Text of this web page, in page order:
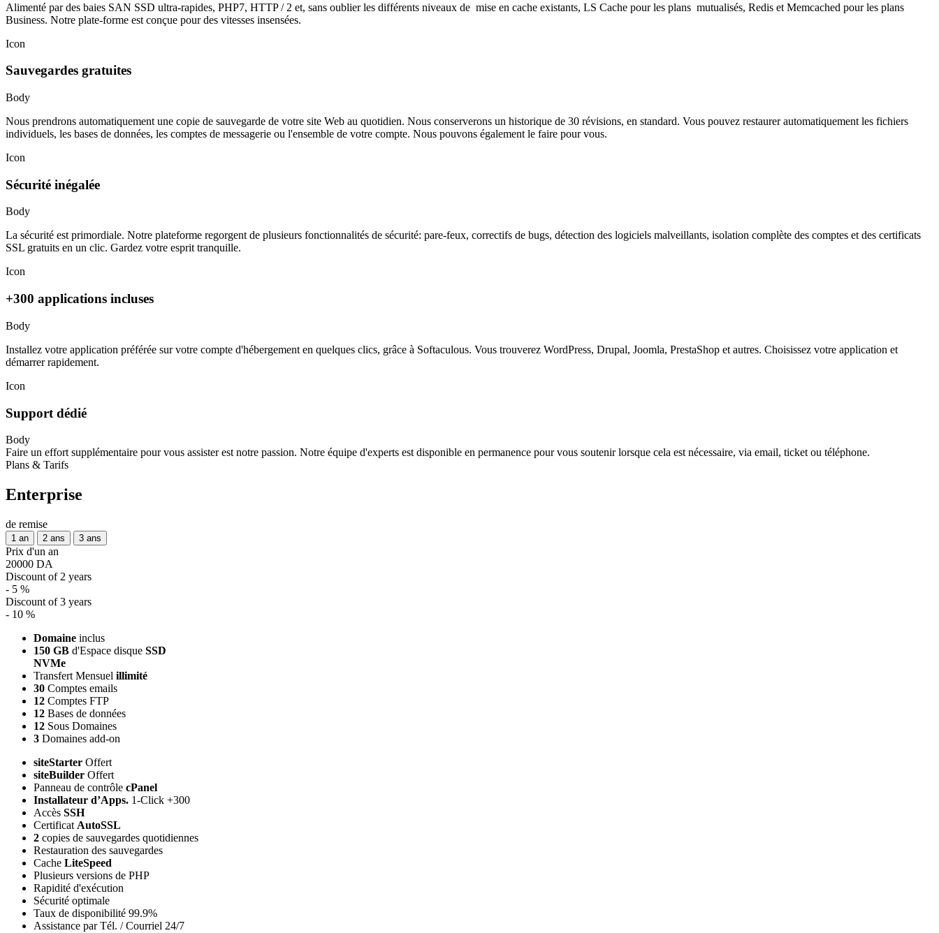
Alimenté par des baies SAN SSD ultra-rapides, PHP7, HTTP / 2 et, sans oublier les différents niveaux de mise en cache existants, LS Cache pour les plans mutualisés, Redis et Memcached pour les plans
Business. Notre plate-forme est conçue pour des vitesses insensées.
Icon
Sauvegardes gratuites
Body
Nous prendrons automatiquement une copie de sauvegarde de votre site Web au quotidien. Nous conserverons un historique de 30 révisions, en standard. Vous pouvez restaurer automatiquement les fichiers
individuels, les bases de données, les comptes de messagerie ou l'ensemble de votre compte. Nous pouvons également le faire pour vous.
Icon
Sécurité inégalée
Body
La sécurité est primordiale. Notre plateforme regorgent de plusieurs fonctionnalités de sécurité: pare-feux, correctifs de bugs, détection des logiciels malveillants, isolation complète des comptes et des certificats
SSL gratuits en un clic. Gardez votre esprit tranquille.
Icon
+300 applications incluses
Body
Installez votre application préférée sur votre compte d'hébergement en quelques clics, grâce à Softaculous. Vous trouverez WordPress, Drupal, Joomla, PrestaShop et autres. Choisissez votre application et
démarrer rapidement.
Icon
Support dédié
Body
Faire un effort supplémentaire pour vous assister est notre passion. Notre équipe d'experts est disponible en permanence pour vous soutenir lorsque cela est nécessaire, via email, ticket ou téléphone.
Plans & Tarifs
Enterprise
de remise
1 an 2 ans 3 ans
Prix d'un an
20000 DA
Discount of 2 years
- 5 %
Discount of 3 years
- 10 %
Domaine inclus
150 GB d'Espace disque SSD
NVMe
Transfert Mensuel illimité
30 Comptes emails
12 Comptes FTP
12 Bases de données
12 Sous Domaines
3 Domaines add-on
siteStarter Offert
siteBuilder Offert
Panneau de contrôle cPanel
Installateur d’Apps. 1-Click +300
Accès SSH
Certificat AutoSSL
2 copies de sauvegardes quotidiennes
Restauration des sauvegardes
Cache LiteSpeed
Plusieurs versions de PHP
Rapidité d'exécution
Sécurité optimale
Taux de disponibilité 99.9%
Assistance par Tél. / Courriel 24/7